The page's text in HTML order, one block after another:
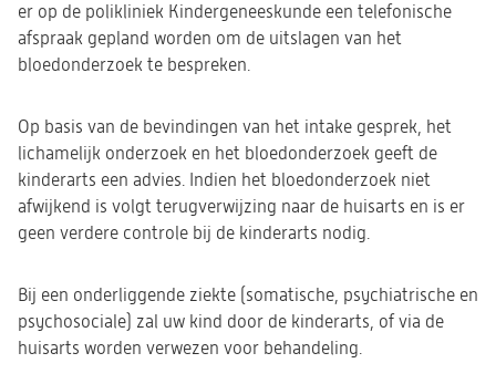
er op de polikliniek Kindergeneeskunde een telefonische
afspraak gepland worden om de uitslagen van het
bloedonderzoek te bespreken.
Op basis van de bevindingen van het intake gesprek, het
lichamelijk onderzoek en het bloedonderzoek geeft de
kinderarts een advies. Indien het bloedonderzoek niet
afwijkend is volgt terugverwijzing naar de huisarts en is er
geen verdere controle bij de kinderarts nodig.
Bij een onderliggende ziekte (somatische, psychiatrische en
psychosociale) zal uw kind door de kinderarts, of via de
huisarts worden verwezen voor behandeling.